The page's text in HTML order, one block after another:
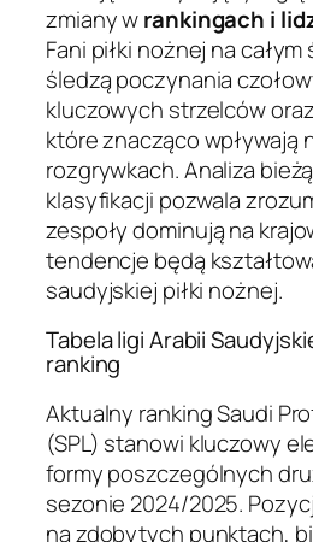
zmiany wrankingach i
Fani piłki nożnej na
śledzą poczynania
kluczowych strzelców
które znacząco wpływają
rozgrywkach. Analiza
klasyfikacji pozwala
zespoły dominują na
tendencje będą
saudyjskiej piłki nożnej.
Tabela ligi Arabii
ranking
Aktualny ranking Saudi
(SPL) stanowi kluczowy
formy poszczególnych
sezonie 2024/2025.
na zdobytych punktach,